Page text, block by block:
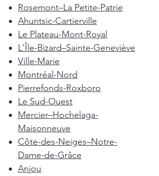
Rosemont–La Petite-Patrie
Ahuntsic-Cartierville
Le Plateau-Mont-Royal
L'Île-Bizard–Sainte-Geneviève
Ville-Marie
Montréal-Nord
Pierrefonds-Roxboro
Le Sud-Ouest
Mercier–Hochelaga-
Maisonneuve
Côte-des-Neiges–Notre-
Dame-de-Grâce
Anjou